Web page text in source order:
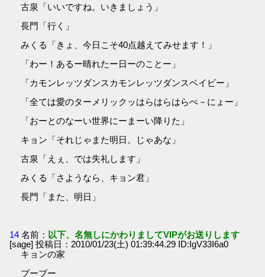
古泉「いいですね。いきましょう」
長門「行く」
みくる「きょ、今日こそ40点越えてみせます！」
「わー！あるー晴れたー日ーのことー」
「カモンレッツダンスカモンレッツダンスベイビー」
「全ては愛のターメリックッはらはらはらぺ－にょー」
「おーとのなーい世界にーまーい降りた」
キョン「それじゃまた明日。じゃあな」
古泉「えぇ、では失礼します」
みくる「さようなら、キョン君」
長門「また、明日」
14 名前： 以下、名無しにかわりましてVIPがお送りします
[sage] 投稿日：2010/01/23(土) 01:39:44.29 ID:IgV33I6a0
キョンの家
ブーブー